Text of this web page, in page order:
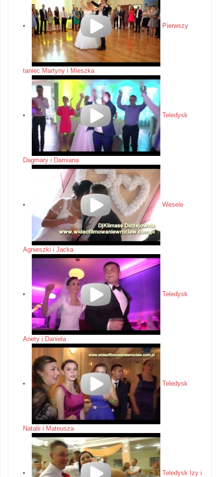
Pierwszy
taniec Martyny i Mieszka
Teledysk
Dagmary i Damiana
Wesele
Agnieszki i Jacka
Teledysk
Anety i Daniela
Teledysk
Natalii i Mateusza
Teledysk Izy i